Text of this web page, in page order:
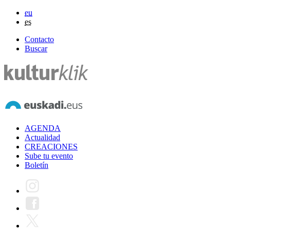
eu
es
Contacto
Buscar
AGENDA
Actualidad
CREACIONES
Sube tu evento
Boletín